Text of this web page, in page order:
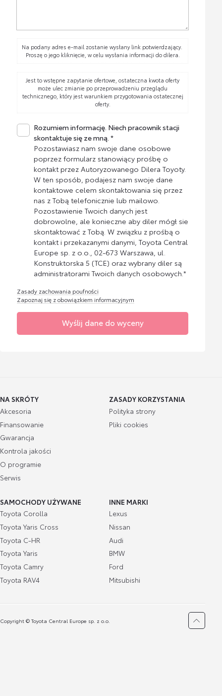
Na podany adres e-mail zostanie wysłany link potwierdzający.
Proszę o jego kliknięcie, w celu wysłania informacji do dilera.
Jest to wstępne zapytanie ofertowe, ostateczna kwota oferty
może ulec zmianie po przeprowadzeniu przeglądu
technicznego, który jest warunkiem przygotowania ostatecznej
oferty.
Rozumiem informację. Niech pracownik stacji
skontaktuje się ze mną. *
Pozostawiasz nam swoje dane osobowe
poprzez formularz stanowiący prośbę o
kontakt przez Autoryzowanego Dilera Toyoty.
W ten sposób, podajesz nam swoje dane
kontaktowe celem skontaktowania się przez
nas z Tobą telefonicznie lub mailowo.
Pozostawienie Twoich danych jest
dobrowolne, ale konieczne aby diler mógł sie
skontaktować z Tobą. W związku z prośbą o
kontakt i przekazanymi danymi, Toyota Central
Europe sp. z o.o., 02-673 Warszawa, ul.
Konstruktorska 5 (TCE) oraz wybrany diler są
administratorami Twoich danych osobowych.*
Zasady zachowania poufności
Zapoznaj się z obowiązkiem informacyjnym
Wyślij dane do wyceny
NA SKRÓTY
Akcesoria
Finansowanie
Gwarancja
Kontrola jakości
O programie
Serwis
ZASADY KORZYSTANIA
Polityka strony
Pliki cookies
SAMOCHODY UŻYWANE
Toyota Corolla
Toyota Yaris Cross
Toyota C-HR
Toyota Yaris
Toyota Camry
Toyota RAV4
INNE MARKI
Lexus
Nissan
Audi
BMW
Ford
Mitsubishi
Copyright © Toyota Central Europe sp. z o.o.